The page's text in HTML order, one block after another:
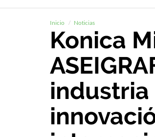
Inicio Noticias
Konica
industria